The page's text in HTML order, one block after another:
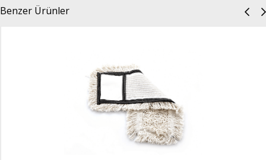
Benzer Ürünler